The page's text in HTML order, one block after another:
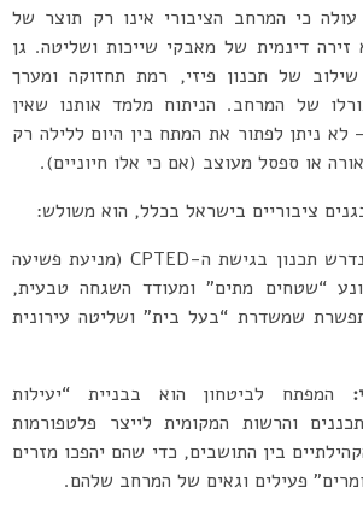
כי המרחב הציבורי אינו רק תוצר של
דינמית של מאבקי שייכות ושליטה. גן
של תכנון פיזי, רמת תחזוקה ומערך
של המרחב. הניתוח מלמד אותנו שאין
לא ניתן לפתור את המתח בין היום ללילה רק
או ספסל מעוצב (אם כי אלו חיוניים).
ציבוריים בישראל בכלל, הוא משולש:
נדרש תכנון בגישת ה-CPTED (מניעת פשיעה
“שטחים מתים” ומעודד השגחה טבעית,
שמשדרת “בעל בית” ושליטה עירונית
המפתח לביטחון הוא בבניית “יעילות
והרשות המקומית לייצר פלטפורמות
בין התושבים, כדי שהם יהפכו מזרים
פעילים וגאים של המרחב שלהם.